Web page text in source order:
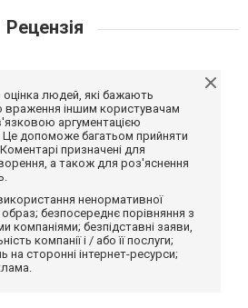
Рецензія
оцінка людей, які бажають
враження іншим користувачам
аргументацією
Це допоможе багатьом прийняти
призначені для
а також для роз'яснення
ненормативної
безпосереднє порівняння з
компаніями; безпідставні заяви,
компанії і / або її послуги;
на сторонні інтернет-ресурси;